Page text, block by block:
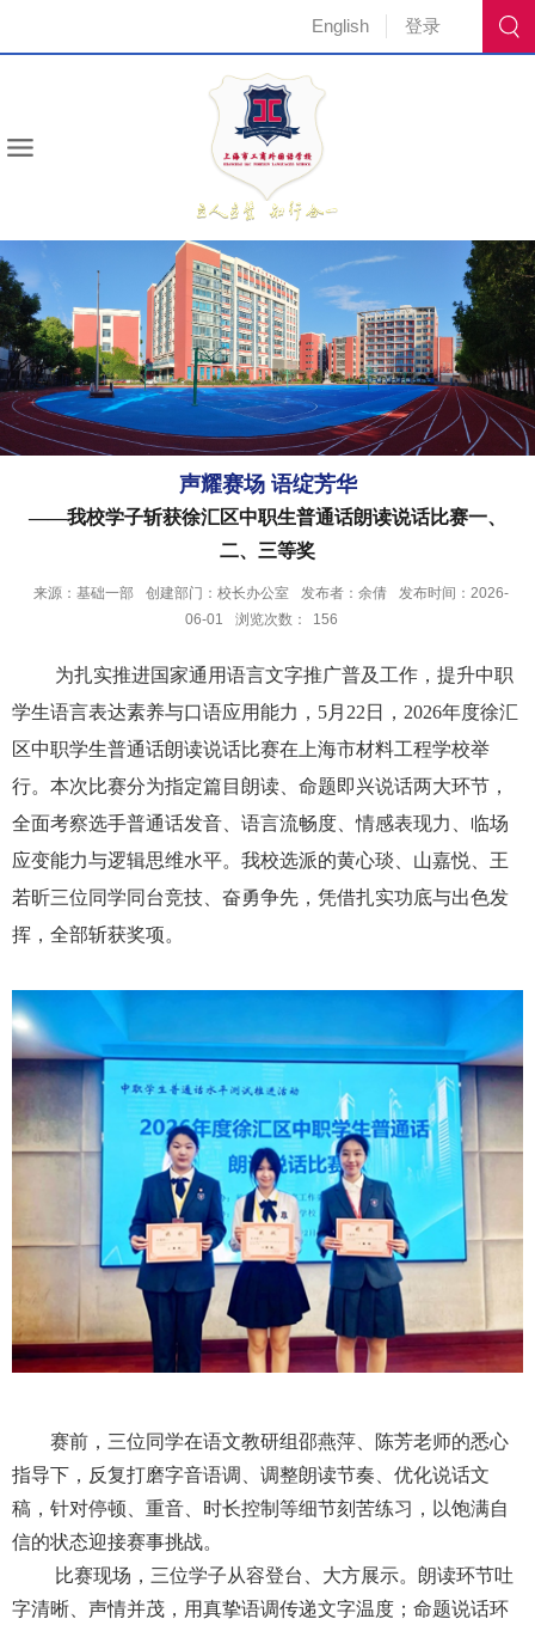
English 登录
声耀赛场 语绽芳华
——我校学子斩获徐汇区中职生普通话朗读说话比赛一、
二、三等奖
来源：基础一部 创建部门：校长办公室 发布者：余倩
发布时间：2026-
06-01
浏览次数： 156
为扎实推进国家通用语言文字推广普及工作，提升中职
学生语言表达素养与口语应用能力， 5月22日，2026年度徐汇
区中职学生普通话朗读说话比赛在上海市材料工程学校举
行。本次比赛分为指定篇目朗读、命题即兴说话两大环节，
全面考察选手普通话发音、语言流畅度、情感表现力、临场
应变能力与逻辑思维水平。我校选派的黄心琰、山嘉悦、王
若昕三位同学同台竞技、奋勇争先，凭借扎实功底与出色发
挥，全部斩获奖项。
赛前，三位同学在语文教研组邵燕萍、陈芳老师的悉心
指导下，反复打磨字音语调、调整朗读节奏、优化说话文
稿，针对停顿、重音、时长控制等细节刻苦练习，以饱满自
信的状态迎接赛事挑战。
比赛现场，三位学子从容登台、大方展示。朗读环节吐
字清晰、声情并茂，用真挚语调传递文字温度；命题说话环